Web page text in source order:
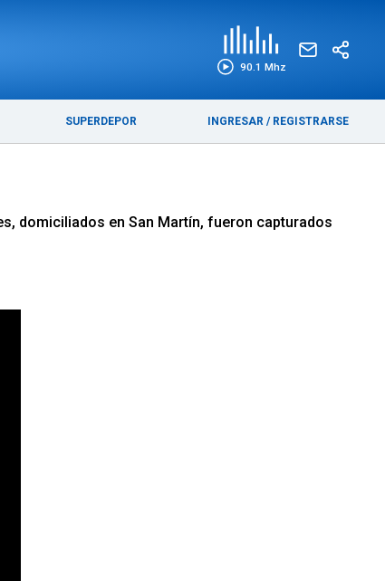
90.1 Mhz
SUPERDEPOR INGRESAR / REGISTRARSE
domiciliados en San Martín, fueron capturados